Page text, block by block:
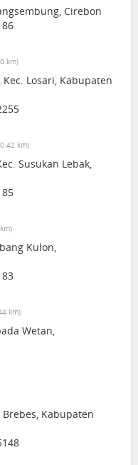
Cirebon
km)
Losari, Kabupaten
km)
Susukan Lebak,
Kulon,
km)
Wetan,
Brebes, Kabupaten